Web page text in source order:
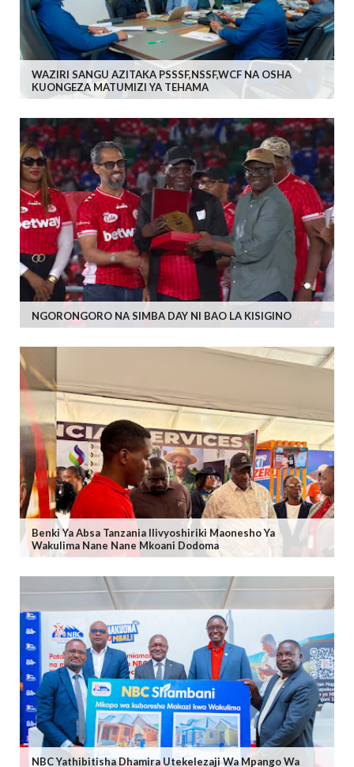
WAZIRI SANGU AZITAKA PSSSF,NSSF,WCF NA OSHA
KUONGEZA MATUMIZI YA TEHAMA
NGORONGORO NA SIMBA DAY NI BAO LA KISIGINO
Benki Ya Absa Tanzania Ilivyoshiriki Maonesho Ya
Wakulima Nane Nane Mkoani Dodoma
NBC Yathibitisha Dhamira Utekelezaji Wa Mpango Wa